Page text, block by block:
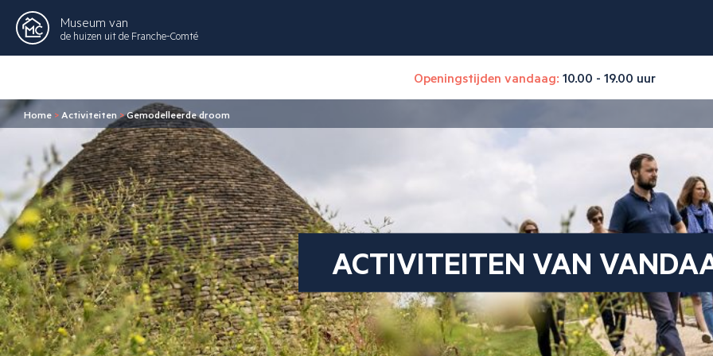
Museum van
de huizen uit de Franche-Comté
Openingstijden vandaag: 10.00 - 19.00 uur
Home > Activiteiten >Gemodelleerde droom
ACTIVITEITEN VAN